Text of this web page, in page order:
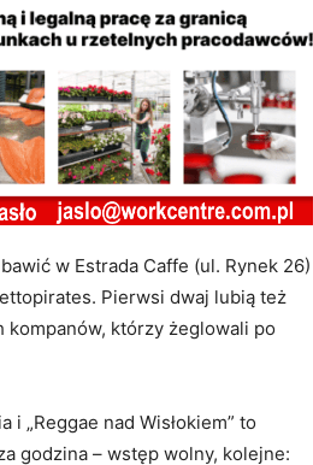
w Estrada Caffe (ul. Rynek 26)
Pierwsi dwaj lubią też
którzy żeglowali po
„Reggae nad Wisłokiem” to
godzina – wstęp wolny, kolejne: